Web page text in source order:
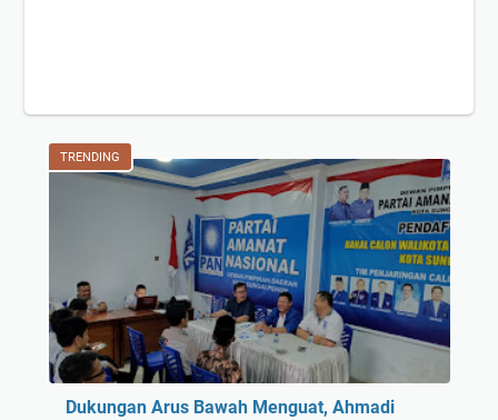
TRENDING
Dukungan Arus Bawah Menguat, Ahmadi